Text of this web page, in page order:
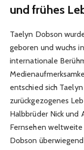
und frühes
Taelyn Dobson
geboren und wuchs
internationale
entschied sich
zurückgezogenes
Halbbrüder Nick und
Fernsehen
Dobson